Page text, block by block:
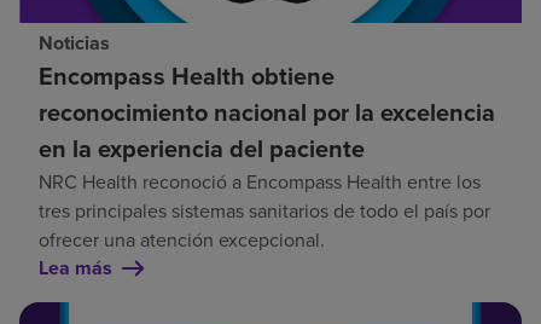
Noticias
Encompass Health obtiene
reconocimiento nacional por la excelencia
en la experiencia del paciente
NRC Health reconoció a Encompass Health entre los
tres principales sistemas sanitarios de todo el país por
ofrecer una atención excepcional.
Lea más